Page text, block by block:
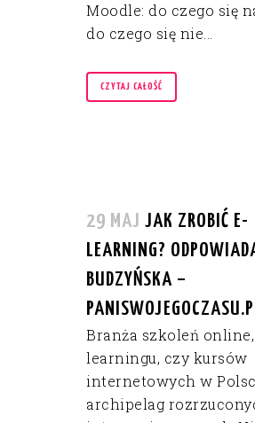
Moodle: do czego się
do czego się nie...
CZYTAJ CAŁOŚĆ
29 MAJ JAK ZROBIĆ E-
LEARNING?
BUDZYŃSKA –
Branża szkoleń
learningu, czy kursów
internetowych w
archipelag